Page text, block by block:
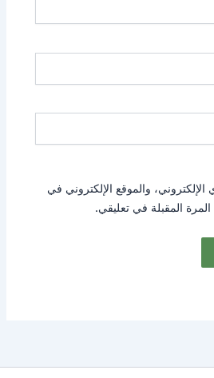
والموقع الإلكتروني في
المقبلة في تعليقي.